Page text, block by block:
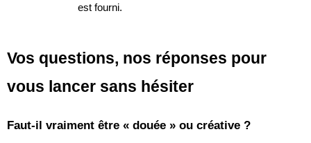
est fourni.
Vos questions, nos réponses pour
vous lancer sans hésiter
Faut-il vraiment être « douée » ou créative ?